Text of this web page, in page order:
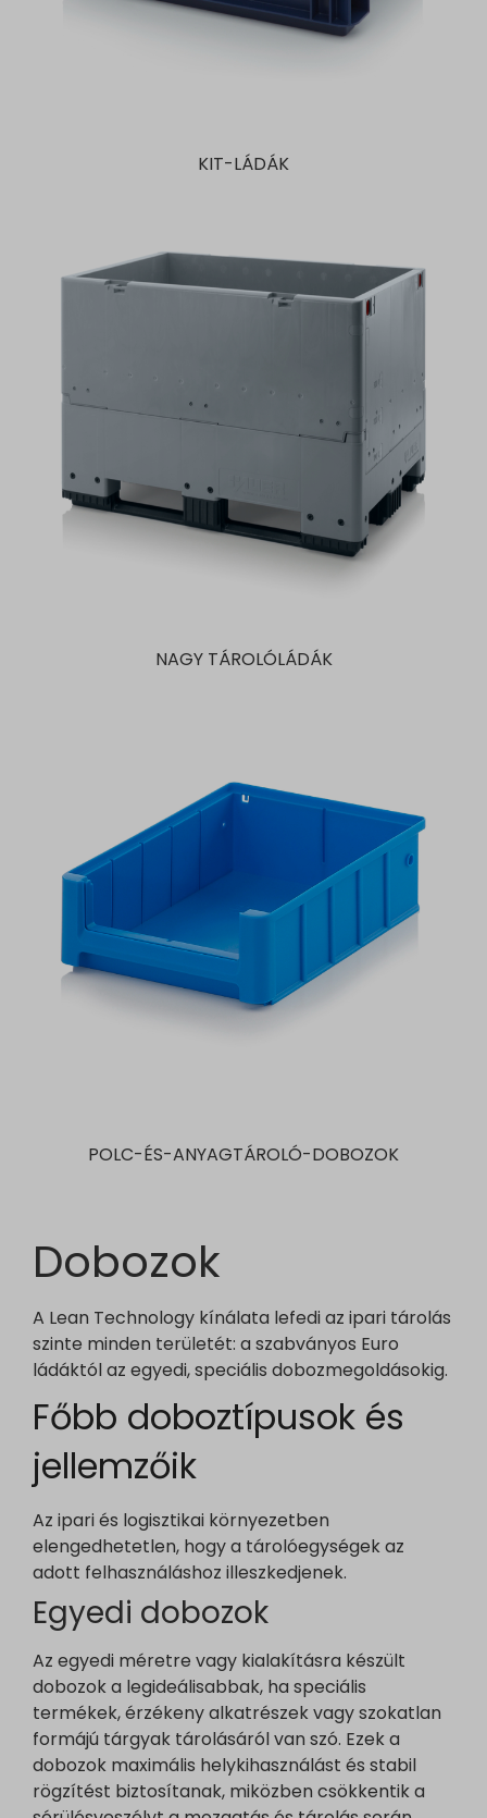
KIT-LÁDÁK
NAGY TÁROLÓLÁDÁK
POLC-ÉS-ANYAGTÁROLÓ-DOBOZOK
Dobozok
A Lean Technology kínálata lefedi az ipari tárolás
szinte minden területét: a szabványos Euro
ládáktól az egyedi, speciális dobozmegoldásokig.
Főbb doboztípusok és
jellemzőik
Az ipari és logisztikai környezetben
elengedhetetlen, hogy a tárolóegységek az
adott felhasználáshoz illeszkedjenek.
Egyedi dobozok
Az egyedi méretre vagy kialakításra készült
dobozok a legideálisabbak, ha speciális
termékek, érzékeny alkatrészek vagy szokatlan
formájú tárgyak tárolásáról van szó. Ezek a
dobozok maximális helykihasználást és stabil
rögzítést biztosítanak, miközben csökkentik a